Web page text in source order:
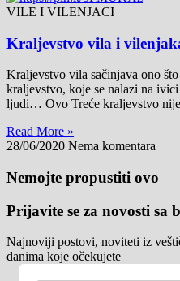
VILE I VILENJACI
Kraljevstvo vila i
Kraljevstvo vila sačinjava ono
kraljevstvo, koje se nalazi na
ljudi… Ovo Treće kraljevstvo nije
Read More »
28/06/2020 Nema komentara
Nemojte propustiti ovo
Prijavite se za novosti sa
Najnoviji postovi, noviteti iz
danima koje očekujete